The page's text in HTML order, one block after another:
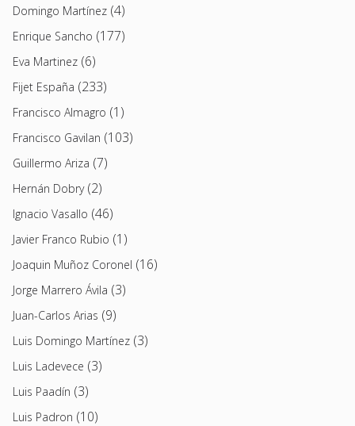
Domingo Martínez (4)
Enrique Sancho (177)
Eva Martinez (6)
Fijet España (233)
Francisco Almagro (1)
Francisco Gavilan (103)
Guillermo Ariza (7)
Hernán Dobry(2)
Ignacio Vasallo (46)
Javier Franco Rubio (1)
Joaquin Muñoz Coronel (16)
Jorge Marrero Ávila (3)
Juan-Carlos Arias (9)
Luis Domingo Martínez (3)
Luis Ladevece (3)
Luis Paadín (3)
Luis Padron (10)